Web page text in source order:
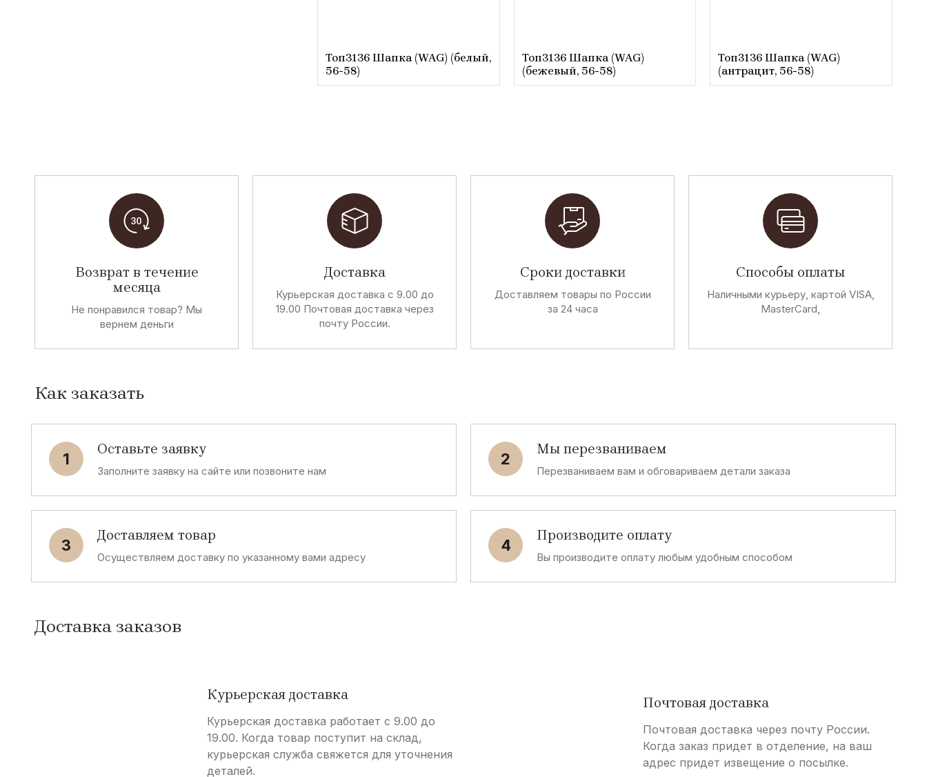
Топ3136 Шапка (WAG) (белый,
56-58)
Топ3136 Шапка (WAG)
(бежевый, 56-58)
Топ3136 Шапка (WAG)
(антрацит, 56-58)
Возврат в течение
месяца
Не понравился товар? Мы
вернем деньги
Доставка
Курьерская доставка с 9.00 до
19.00 Почтовая доставка через
почту России.
Сроки доставки
Доставляем товары по России
за 24 часа
Способы оплаты
Наличными курьеру, картой VISA,
MasterCard,
Как заказать
1
Оставьте заявку
Заполните заявку на сайте или позвоните нам
2
Мы перезваниваем
Перезваниваем вам и обговариваем детали заказа
3
Доставляем товар
Осуществляем доставку по указанному вами адресу
4
Производите оплату
Вы производите оплату любым удобным способом
Доставка заказов
Курьерская доставка
Курьерская доставка работает с 9.00 до
19.00. Когда товар поступит на склад,
курьерская служба свяжется для уточнения
деталей.
Почтовая доставка
Почтовая доставка через почту России.
Когда заказ придет в отделение, на ваш
адрес придет извещение о посылке.